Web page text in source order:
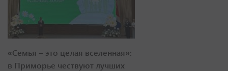
«Семья – это целая вселенная»:
в Приморье чествуют лучших